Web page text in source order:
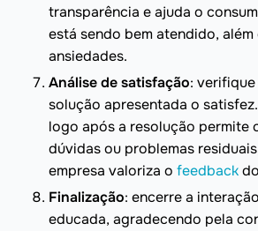
transparência e ajuda o
está sendo bem atendido,
ansiedades.
Análise de satisfação:
solução apresentada o
logo após a resolução permite
dúvidas ou problemas
empresa valoriza o feedback
Finalização: encerre a
educada, agradecendo pela